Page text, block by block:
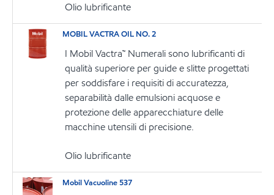
Olio lubrificante
MOBIL VACTRA OIL NO. 2
I Mobil Vactra™ Numerali sono lubrificanti di
qualità superiore per guide e slitte progettati
per soddisfare i requisiti di accuratezza,
separabilità dalle emulsioni acquose e
protezione delle apparecchiature delle
macchine utensili di precisione.
Olio lubrificante
Mobil Vacuoline 537